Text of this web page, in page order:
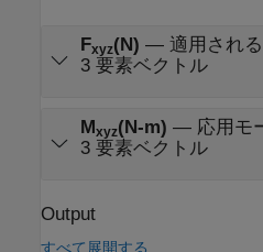
Fxyz(N) — 適用され
3 要素ベクトル
Mxyz(N-m) — 応用モ
3 要素ベクトル
Output
すべて展開する